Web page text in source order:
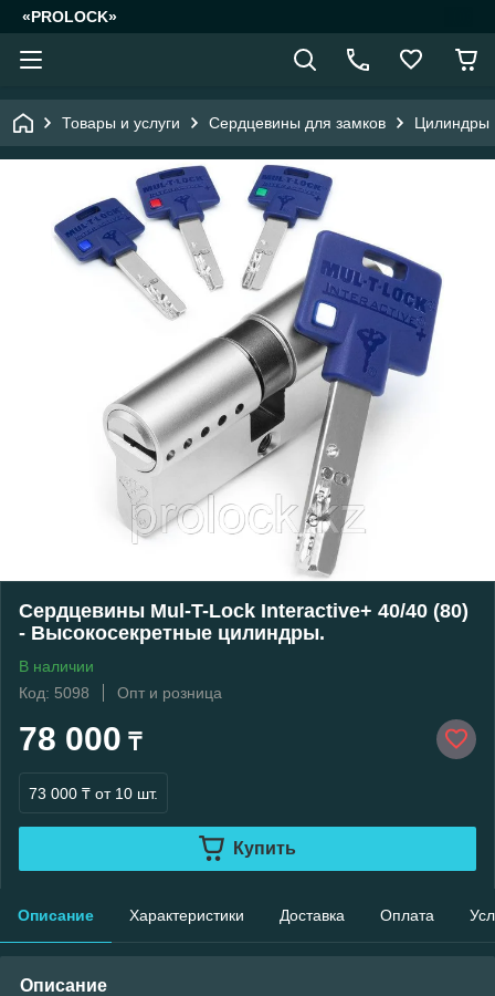
«PROLOCK»
Товары и услуги Сердцевины для замков Цилиндры
Сердцевины Mul-T-Lock Interactive+ 40/40 (80)
- Высокосекретные цилиндры.
В наличии
Код: 5098
Опт и розница
78 000 ₸
73 000 ₸ от 10 шт.
Купить
Описание Характеристики Доставка Оплата
Описание